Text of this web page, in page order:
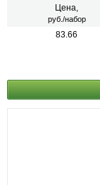
Цена,
руб./набор
83.66